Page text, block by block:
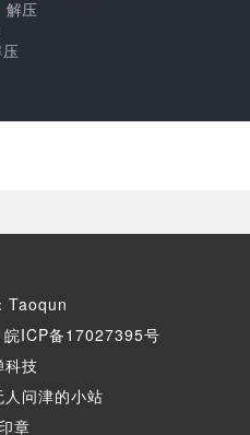
解压
Taoqun
ICP备17027395号
科技
问津的小站
章